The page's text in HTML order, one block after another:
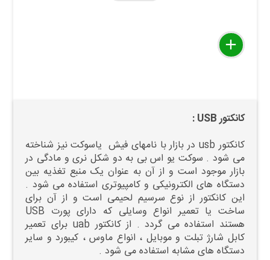
delete
remove
add
کانکتور USB :
کانکتور usb در بازار با نامهای فیش یاسوکت نیز شناخته
می شود . سوکت یو اس بی به دو شکل نری و مادگی در
بازار موجود است و از آن به عنوان یک منبع تغذیه بین
دستگاه های الکترونیکی و کامپیوتری استفاده می شود .
این کانکتور از نوع سرسیم لحیمی است و از آن برای
ساخت یا تعمیر انواع وسایلی که دارای پورت USB
هستند استفاده می گردد . از کانکتور uab برای تعمیر
کابل شارژ تبلت و موبایل ، انواع ماوس ، کیبورد و سایر
دستگاه های مشابه استفاده می شود .